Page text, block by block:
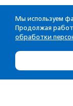
Мы используем
Продолжая
обработки